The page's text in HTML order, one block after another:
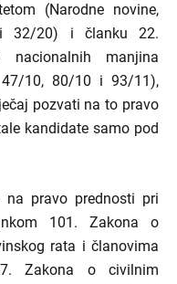
(Narodne novine,
32/20) i članku 22.
manjina
47/10, 80/10 i 93/11),
pozvati na to pravo
kandidate samo pod
pravo prednosti pri
101. Zakona o
rata i članovima
Zakona o civilnim